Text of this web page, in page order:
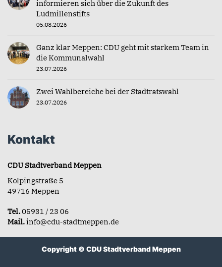
informieren sich über die Zukunft des
Ludmillenstifts
05.08.2026
Ganz klar Meppen: CDU geht mit starkem Team in
die Kommunalwahl
23.07.2026
Zwei Wahlbereiche bei der Stadtratswahl
23.07.2026
Kontakt
CDU Stadtverband Meppen
Kolpingstraße 5
49716 Meppen
Tel.05931 / 23 06
Mail.info@cdu-stadtmeppen.de
Copyright © CDU Stadtverband Meppen